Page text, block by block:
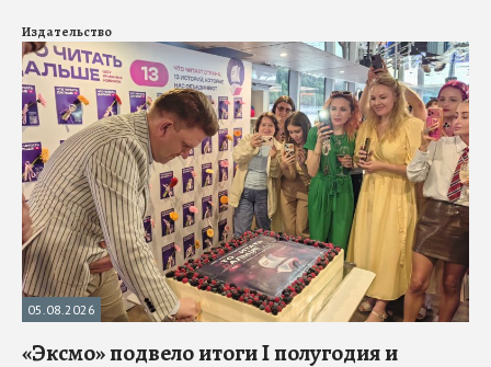
Издательство
05.08.2026
«Эксмо» подвело итоги I полугодия и